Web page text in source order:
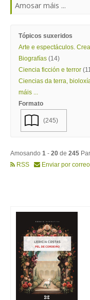
Amosar máis ...
Tópicos suxeridos
Arte e espectáculos.
Biografías (14)
Ciencia ficción e terror
Ciencias da terra,
máis ...
Formato
(245)
Amosando 1 - 20 de 245
RSS
Enviar por correo